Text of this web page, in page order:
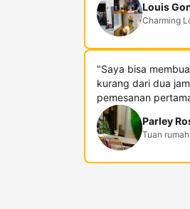
Louis
Charming
"Saya bisa
kurang dari dua
pemesanan
Parley
Tuan